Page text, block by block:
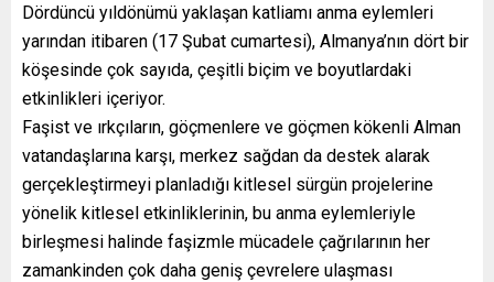
Dördüncü yıldönümü yaklaşan katliamı anma eylemleri
yarından itibaren (17 Şubat cumartesi), Almanya’nın dört bir
köşesinde çok sayıda, çeşitli biçim ve boyutlardaki
etkinlikleri içeriyor.
Faşist ve ırkçıların, göçmenlere ve göçmen kökenli Alman
vatandaşlarına karşı, merkez sağdan da destek alarak
gerçekleştirmeyi planladığı kitlesel sürgün projelerine
yönelik kitlesel etkinliklerinin, bu anma eylemleriyle
birleşmesi halinde faşizmle mücadele çağrılarının her
zamankinden çok daha geniş çevrelere ulaşması